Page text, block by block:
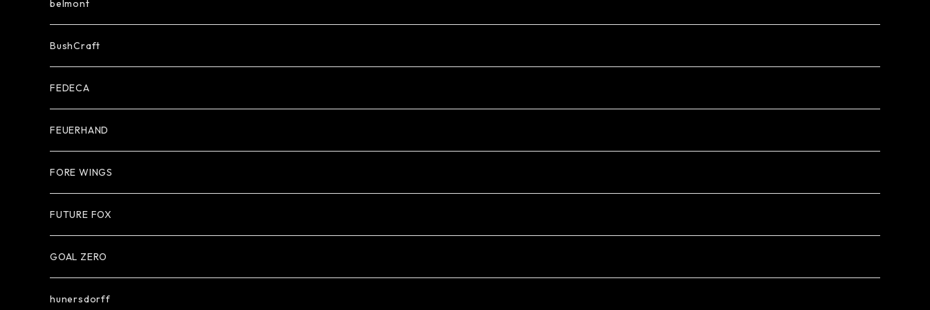
belmont
BushCraft
FEDECA
FEUERHAND
FORE WINGS
FUTURE FOX
GOAL ZERO
hunersdorff